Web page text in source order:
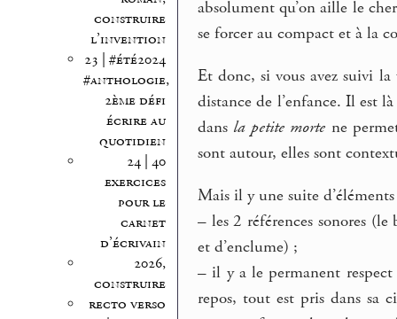
construire
l’invention
23 | #été2024
#anthologie,
2ème défi
écrire au
quotidien
24 | 40
exercices
pour le
carnet
d’écrivain
2026,
construire
recto verso
absolument qu’on aille le
se forcer au compact et à la
Et donc, si vous avez suivi
distance de l’enfance. Il est
dans la petite morte ne
sont autour, elles sont
Mais il y une suite
– les 2 références sonores
et d’enclume) ;
– il y a le permanent respect
repos, tout est pris dans sa